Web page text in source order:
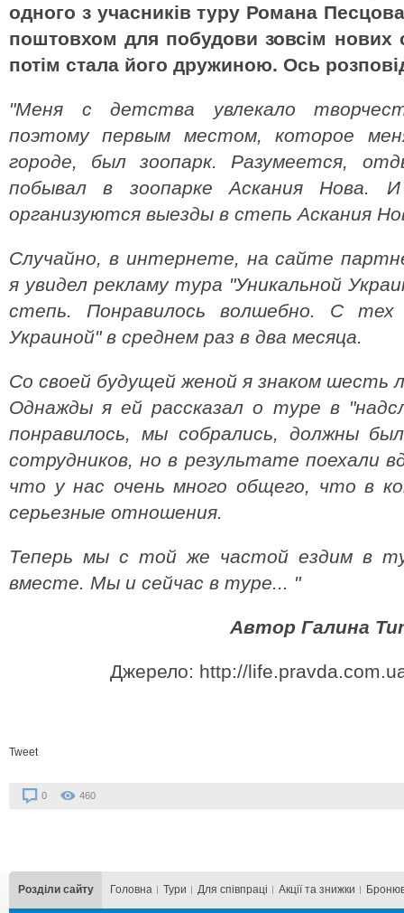
одного з учасників туру Романа
поштовхом для побудови зовсім нових
потім стала його дружиною. Ось
"Меня с детства увлекало
поэтому первым местом, которое
городе, был зоопарк. Разумеется,
побывал в зоопарке Аскания
организуются выезды в степь Аскания
Случайно, в интернете, на сайте
я увидел рекламу тура "Уникальной
степь. Понравилось волшебно. С тех
Украиной" в среднем раз в два месяца.
Со своей будущей женой я знаком
Однажды я ей рассказал о туре в
понравилось, мы собрались, должны
сотрудников, но в результате поехали
что у нас очень много общего, что в
серьезные отношения.
Теперь мы с той же частой ездим в
вместе. Мы и сейчас в туре... "
Автор Галина
Джерело: http://
Tweet
0 460
Розділи сайту Головна Тури Для cпівпраці Акції та знижки